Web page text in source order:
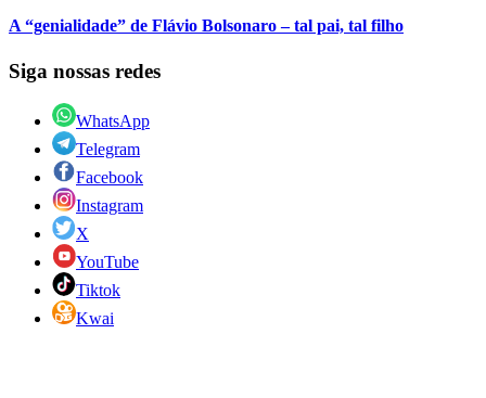
A “genialidade” de Flávio Bolsonaro – tal pai, tal filho
Siga nossas redes
WhatsApp
Telegram
Facebook
Instagram
X
YouTube
Tiktok
Kwai